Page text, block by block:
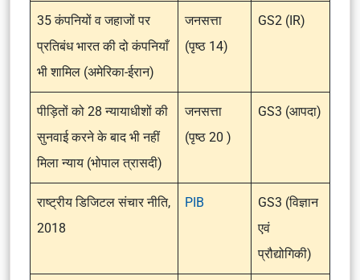
35 कंपनियों व जहाजों पर
प्रतिबंध भारत की दो कंपनियाँ
भी शामिल (अमेरिका-ईरान)
जनसत्ता
(पृष्ठ 14)
GS2 (IR)
पीड़ितों को 28 न्यायाधीशों की
सुनवाई करने के बाद भी नहीं
मिला न्याय (भोपाल त्रासदी)
जनसत्ता
(पृष्ठ 20 )
GS3 (आपदा)
राष्ट्रीय डिजिटल संचार नीति,
2018
PIB
GS3 (विज्ञान
एवं
प्रौद्योगिकी)